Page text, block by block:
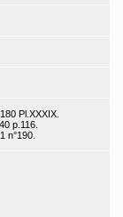
Pl.XXXIX.
p.116.
n°190.